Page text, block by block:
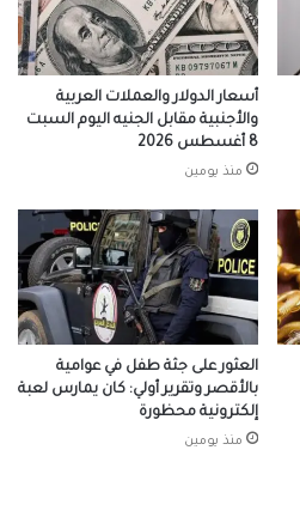
أسعار الدولار والعملات العربية
والأجنبية مقابل الجنيه اليوم السبت
8 أغسطس 2026
منذ يومين
العثور على جثة طفل في عوامية
بالأقصر وتقرير أولي: كان يمارس لعبة
إلكترونية محظورة
منذ يومين